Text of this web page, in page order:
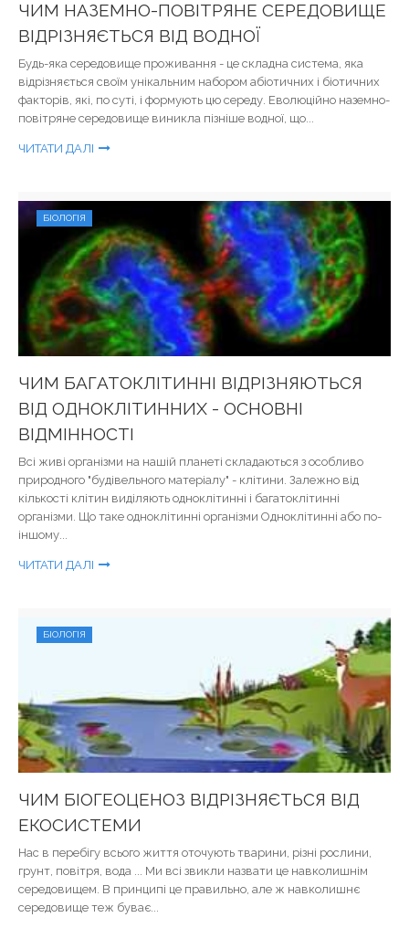
ЧИМ НАЗЕМНО-ПОВІТРЯНЕ СЕРЕДОВИЩЕ
ВІДРІЗНЯЄТЬСЯ ВІД ВОДНОЇ
Будь-яка середовище проживання - це складна система, яка
відрізняється своїм унікальним набором абіотичних і біотичних
факторів, які, по суті, і формують цю середу. Еволюційно наземно-
повітряне середовище виникла пізніше водної, що...
ЧИТАТИ ДАЛІ
БІОЛОГІЯ
ЧИМ БАГАТОКЛІТИННІ ВІДРІЗНЯЮТЬСЯ
ВІД ОДНОКЛІТИННИХ - ОСНОВНІ
ВІДМІННОСТІ
Всі живі організми на нашій планеті складаються з особливо
природного "будівельного матеріалу" - клітини. Залежно від
кількості клітин виділяють одноклітинні і багатоклітинні
організми. Що таке одноклітинні організми Одноклітинні або по-
іншому...
ЧИТАТИ ДАЛІ
БІОЛОГІЯ
ЧИМ БІОГЕОЦЕНОЗ ВІДРІЗНЯЄТЬСЯ ВІД
ЕКОСИСТЕМИ
Нас в перебігу всього життя оточують тварини, різні рослини,
грунт, повітря, вода ... Ми всі звикли назвати це навколишнім
середовищем. В принципі це правильно, але ж навколишнє
середовище теж буває...